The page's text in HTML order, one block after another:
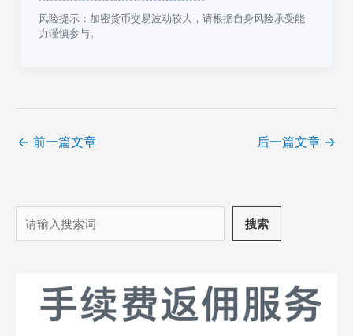
风险提示：加密货币交易波动较大，请根据自身风险承受能
力谨慎参与。
← 前一篇文章 后一篇文章 →
搜
索
搜索